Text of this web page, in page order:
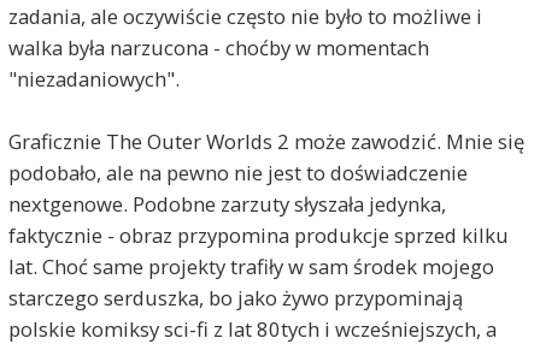
zadania, ale oczywiście często nie było to możliwe i
walka była narzucona - choćby w momentach
"niezadaniowych".
Graficznie The Outer Worlds 2 może zawodzić. Mnie się
podobało, ale na pewno nie jest to doświadczenie
nextgenowe. Podobne zarzuty słyszała jedynka,
faktycznie - obraz przypomina produkcje sprzed kilku
lat. Choć same projekty trafiły w sam środek mojego
starczego serduszka, bo jako żywo przypominają
polskie komiksy sci-fi z lat 80tych i wcześniejszych, a